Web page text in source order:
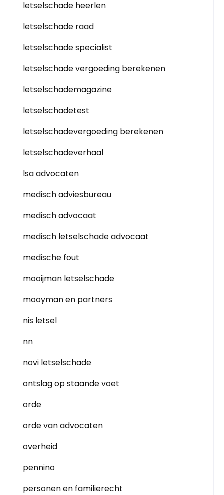
letselschade heerlen
letselschade raad
letselschade specialist
letselschade vergoeding berekenen
letselschademagazine
letselschadetest
letselschadevergoeding berekenen
letselschadeverhaal
lsa advocaten
medisch adviesbureau
medisch advocaat
medisch letselschade advocaat
medische fout
mooijman letselschade
mooyman en partners
nis letsel
nn
novi letselschade
ontslag op staande voet
orde
orde van advocaten
overheid
pennino
personen en familierecht